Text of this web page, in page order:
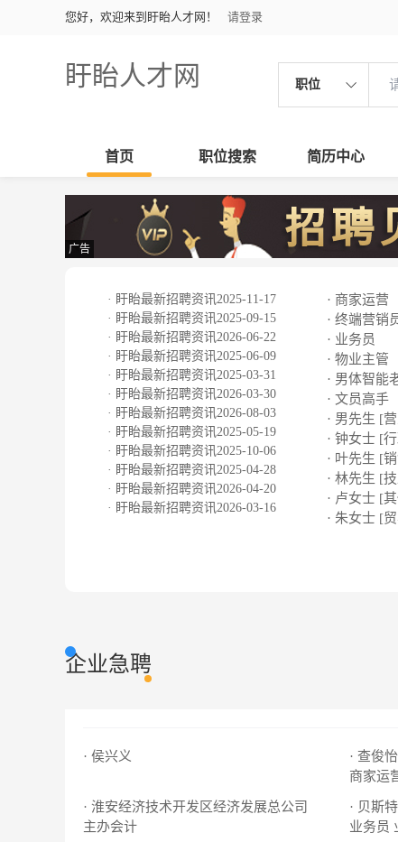
您好，欢迎来到盱眙人才网！ 请登录
盱眙人才网 职位
首页 职位搜索 简历中心
广告
· 盱眙最新招聘资讯2025-11-17
· 盱眙最新招聘资讯2025-09-15
· 盱眙最新招聘资讯2026-06-22
· 盱眙最新招聘资讯2025-06-09
· 盱眙最新招聘资讯2025-03-31
· 盱眙最新招聘资讯2026-03-30
· 盱眙最新招聘资讯2026-08-03
· 盱眙最新招聘资讯2025-05-19
· 盱眙最新招聘资讯2025-10-06
· 盱眙最新招聘资讯2025-04-28
· 盱眙最新招聘资讯2026-04-20
· 盱眙最新招聘资讯2026-03-16
· 商家运营
· 终端营销
· 业务员
· 物业主管
· 男体智能
· 文员高手
· 男先生 [
· 钟女士 [
· 叶先生 [
· 林先生 [
· 卢女士 [
· 朱女士 [
企业急聘
· 侯兴义
· 查俊怡
商家运
· 淮安经济技术开发区经济发展总公司
主办会计
· 贝斯
业务员